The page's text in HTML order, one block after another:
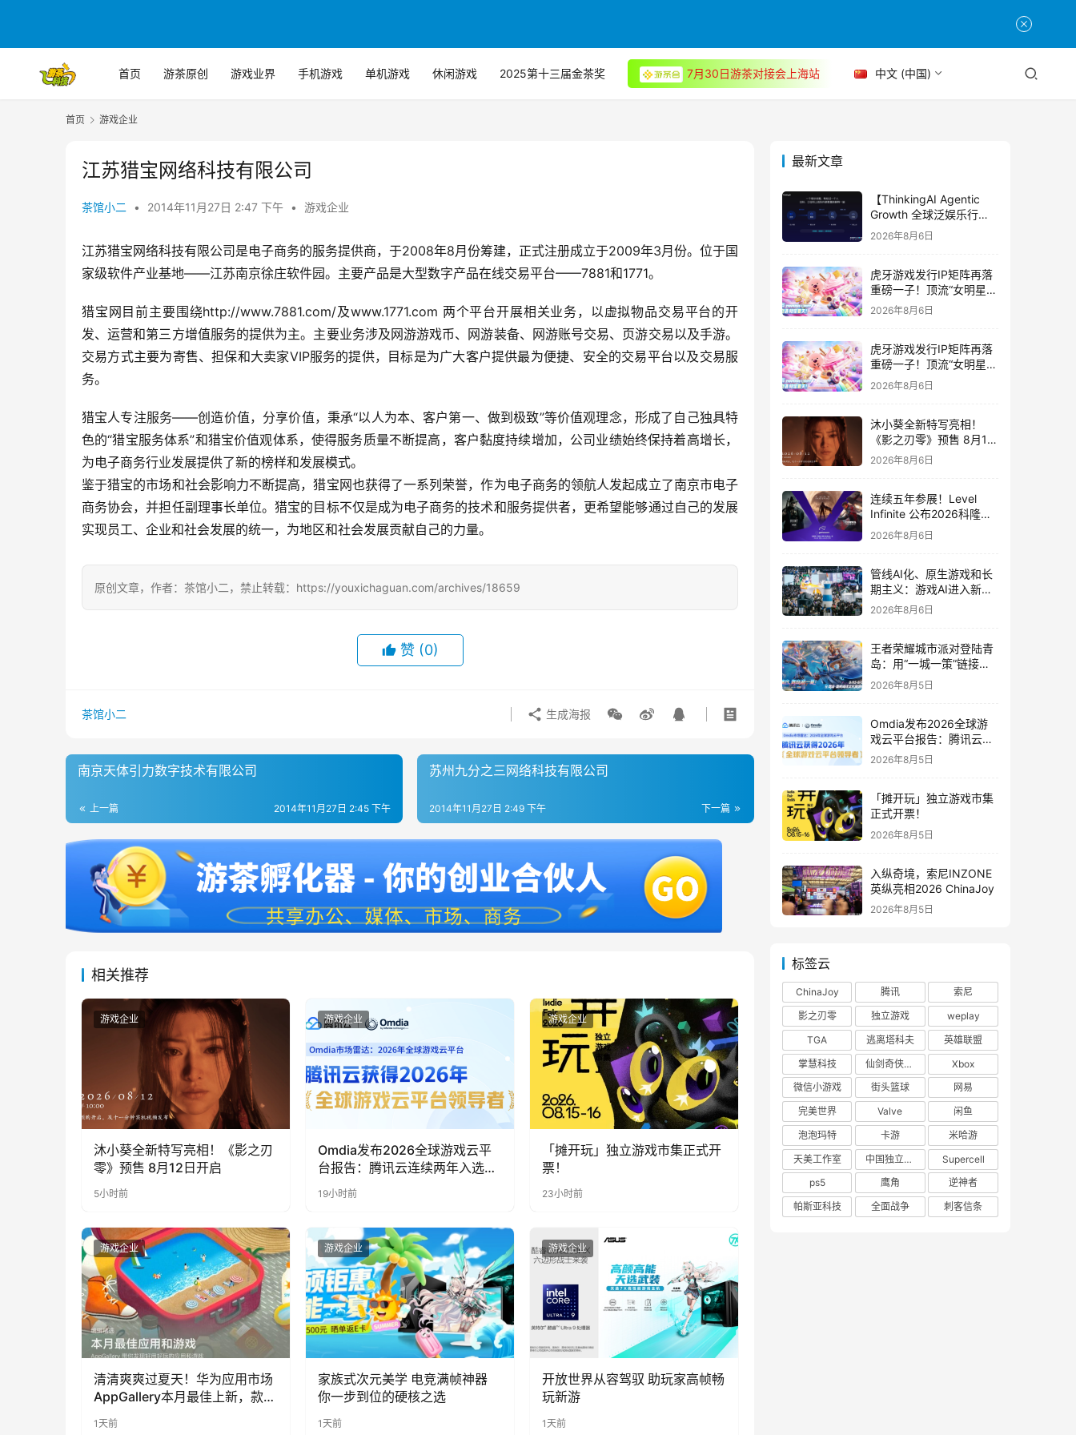
首页 游茶原创 游戏业界 手机游戏 单机游戏 休闲游戏 2025第十三届金茶奖 7月30日游茶对接会上海站 中文 (中国)
首页 游戏企业
江苏猎宝网络科技有限公司
茶馆小二 • 2014年11月27日 2:47 下午 • 游戏企业
江苏猎宝网络科技有限公司是电子商务的服务提供商，于2008年8月份筹建，正式注册成立于2009年3月份。位于国
家级软件产业基地——江苏南京徐庄软件园。主要产品是大型数字产品在线交易平台——7881和1771。
猎宝网目前主要围绕http://www.7881.com/及www.1771.com 两个平台开展相关业务，以虚拟物品交易平台的开
发、运营和第三方增值服务的提供为主。主要业务涉及网游游戏币、网游装备、网游账号交易、页游交易以及手游。
交易方式主要为寄售、担保和大卖家VIP服务的提供，目标是为广大客户提供最为便捷、安全的交易平台以及交易服
务。
猎宝人专注服务——创造价值，分享价值，秉承“以人为本、客户第一、做到极致”等价值观理念，形成了自己独具特
色的“猎宝服务体系”和猎宝价值观体系，使得服务质量不断提高，客户黏度持续增加，公司业绩始终保持着高增长，
为电子商务行业发展提供了新的榜样和发展模式。
鉴于猎宝的市场和社会影响力不断提高，猎宝网也获得了一系列荣誉，作为电子商务的领航人发起成立了南京市电子
商务协会，并担任副理事长单位。猎宝的目标不仅是成为电子商务的技术和服务提供者，更希望能够通过自己的发展
实现员工、企业和社会发展的统一，为地区和社会发展贡献自己的力量。
原创文章，作者：茶馆小二，禁止转载：https://youxichaguan.com/archives/18659
赞 (0)
茶馆小二 生成海报
南京天体引力数字技术有限公司
上一篇 2014年11月27日 2:45 下午
苏州九分之三网络科技有限公司
下一篇
2014年11月27日 2:49 下午
相关推荐
游戏企业
沐小葵全新特写亮相！《影之刃
零》预售 8月12日开启
5小时前
游戏企业
Omdia发布2026全球游戏云平
台报告：腾讯云连续两年入选
“领导者”象限
19小时前
游戏企业
「摊开玩」独立游戏市集正式开
票！
23小时前
游戏企业
清清爽爽过夏天！华为应用市场
AppGallery本月最佳上新，款款
1天前
游戏企业
家族式次元美学 电竞满帧神器
你一步到位的硬核之选
1天前
游戏企业
开放世界从容驾驭 助玩家高帧畅
玩新游
1天前
最新文章
【ThinkingAI Agentic
Growth 全球泛娱乐行业
峰会】Agent 时代，人到
底负责什么
2026年8月6日
虎牙游戏发行IP矩阵再落
重磅一子！顶流“女明星”
ZANMANG LOOPY 正版
2026年8月6日
虎牙游戏发行IP矩阵再落
重磅一子！顶流“女明星”
ZANMANG LOOPY 正版
3D消除手游《消消奇遇》
2026年8月6日
沐小葵全新特写亮相！
《影之刃零》预售 8月12
日开启
2026年8月6日
连续五年参展！Level
Infinite 公布2026科隆游
戏展产品阵容
2026年8月6日
管线AI化、原生游戏和长
期主义：游戏AI进入新共
识时代
2026年8月6日
王者荣耀城市派对登陆青
岛：用“一城一策”链接海
洋场景，以双向奔赴带动
夏日文旅
2026年8月5日
Omdia发布2026全球游
戏云平台报告：腾讯云连
续两年入选“领导者”象限
2026年8月5日
「摊开玩」独立游戏市集
正式开票！
2026年8月5日
入纵奇境，索尼INZONE
英纵亮相2026 ChinaJoy
2026年8月5日
标签云
ChinaJoy 腾讯
索尼
影之刃零
独立游戏
weplay
TGA
逃离塔科夫
英雄联盟
掌慧科技
仙剑奇侠传四
Xbox
微信小游戏
街头篮球
网易
完美世界
Valve
闲鱼
泡泡玛特
卡游
米哈游
天美工作室
中国独立游戏联盟
Supercell
ps5
鹰角
逆神者
帕斯亚科技
全面战争 刺客信条